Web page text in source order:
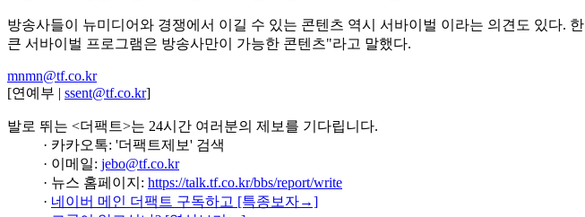
방송사들이 뉴미디어와 경쟁에서 이길 수 있는 콘텐츠 역시 서바이벌 이라는 의견도 있다.
큰 서바이벌 프로그램은 방송사만이 가능한 콘텐츠"라고 말했다.
mnmn@tf.co.kr
[연예부 | ssent@tf.co.kr]
발로 뛰는 <더팩트>는 24시간 여러분의 제보를 기다립니다.
· 카카오톡: '더팩트제보' 검색
· 이메일: jebo@tf.co.kr
· 뉴스 홈페이지: https://talk.tf.co.kr/bbs/report/write
· 네이버 메인 더팩트 구독하고 [특종보자→]